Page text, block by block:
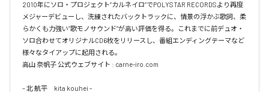
2010年にソロ・プロジェクト”カルネイロ”でPOLYSTAR RECORDSより再度
メジャーデビューし、洗練されたバックトラックに、情景の浮かぶ歌詞、柔
らかくも力強い”歌モノサウンド”が高い評価を得る。これまでに前デュオ・
ソロ合わせてオリジナルCD6枚をリリースし、番組エンディングテーマなど
様々なタイアップに起用される。
高山 奈帆子 公式ウェブサイト : carne-iro.com
– 北 航平　kita kouhei -